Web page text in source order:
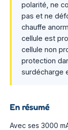
polarité, ne
pas et ne
chauffe
cellule est
cellule non
protection
surdécharge
En résumé
Avec ses 3000